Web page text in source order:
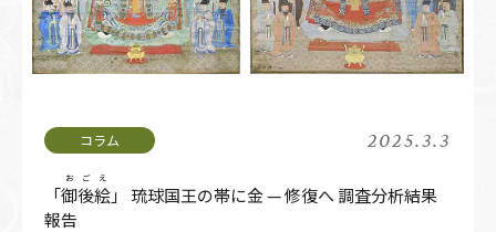
2025.3.3
「御後絵
おごえ
」 琉球国王の帯に金 — 修復へ 調査分析結果
報告